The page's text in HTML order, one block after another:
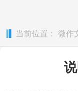
当前位置： 微作